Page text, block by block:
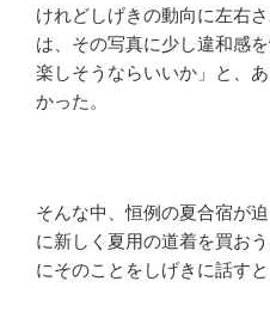
けれどしげきの動向に左右
は、その写真に少し違和感
楽しそうならいいか」と、
かった。
そんな中、恒例の夏合宿が
に新しく夏用の道着を買お
にそのことをしげきに話すと